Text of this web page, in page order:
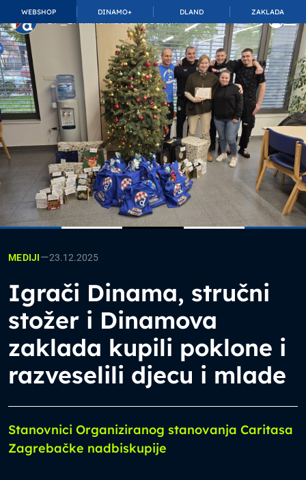
WEBSHOP DINAMO+ DLAND ZAKLADA
TOP_BAR.MembershipSuffix
MEDIJI—23.12.2025
Igrači Dinama, stručni
stožer i Dinamova
zaklada kupili poklone i
razveselili djecu i mlade
Stanovnici Organiziranog stanovanja Caritasa
Zagrebačke nadbiskupije